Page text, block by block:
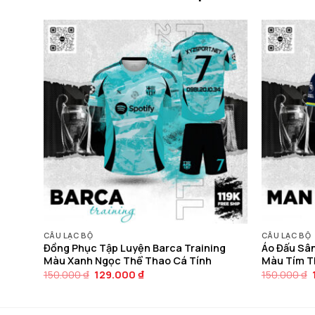
CÂU LẠC BỘ
Đồng Phục Tập Luyện Barca Training
Màu Xanh Ngọc Thể Thao Cá Tính
150.000₫ Giá
129.000₫Giá
CÂU LẠC BỘ
Áo Đấu
Màu Tím
150.000₫